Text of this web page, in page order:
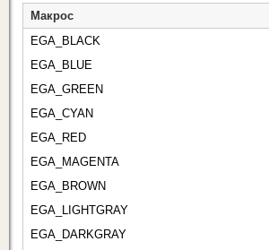
Макрос
EGA_BLACK
EGA_BLUE
EGA_GREEN
EGA_CYAN
EGA_RED
EGA_MAGENTA
EGA_BROWN
EGA_LIGHTGRAY
EGA_DARKGRAY